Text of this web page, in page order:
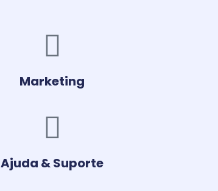
Marketing
Ajuda & Suporte